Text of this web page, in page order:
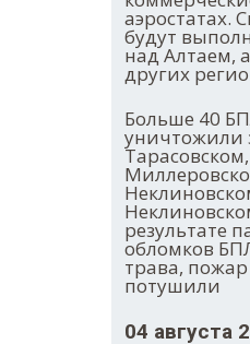
аэростатах.
будут
над Алтаем,
других
Больше 40
уничтожили
результате
обломков
трава,
потушили
04 августа